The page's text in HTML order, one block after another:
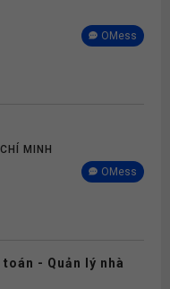
OMess
MINH
OMess
- Quản lý nhà